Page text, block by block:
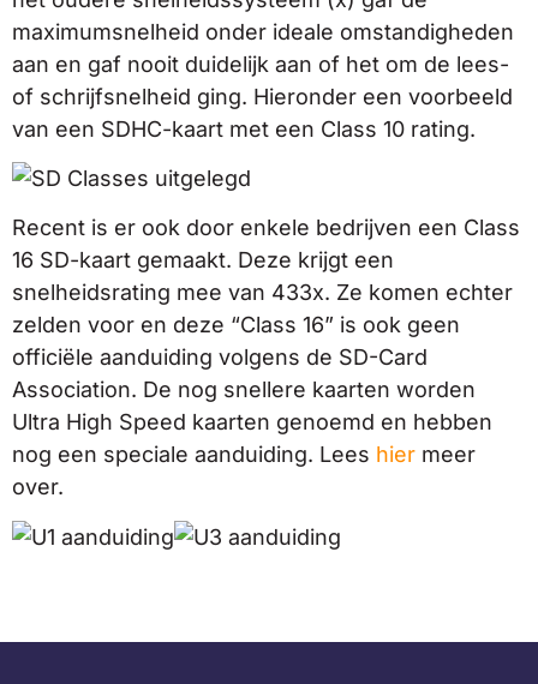
maximumsnelheid onder ideale omstandigheden
aan en gaf nooit duidelijk aan of het om de lees-
of schrijfsnelheid ging. Hieronder een voorbeeld
van een SDHC-kaart met een Class 10 rating.
Recent is er ook door enkele bedrijven een Class
16 SD-kaart gemaakt. Deze krijgt een
snelheidsrating mee van 433x. Ze komen echter
zelden voor en deze “Class 16” is ook geen
officiële aanduiding volgens de SD-Card
Association. De nog snellere kaarten worden
Ultra High Speed kaarten genoemd en hebben
nog een speciale aanduiding. Lees hier meer
over.